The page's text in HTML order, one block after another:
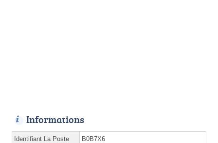
Informations
Identifiant La Poste B0B7X6